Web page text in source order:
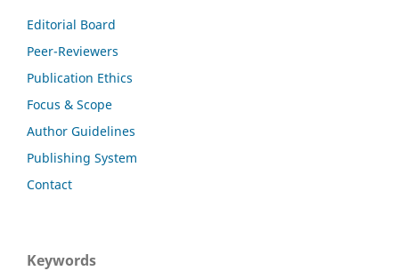
Editorial Board
Peer-Reviewers
Publication Ethics
Focus & Scope
Author Guidelines
Publishing System
Contact
Keywords